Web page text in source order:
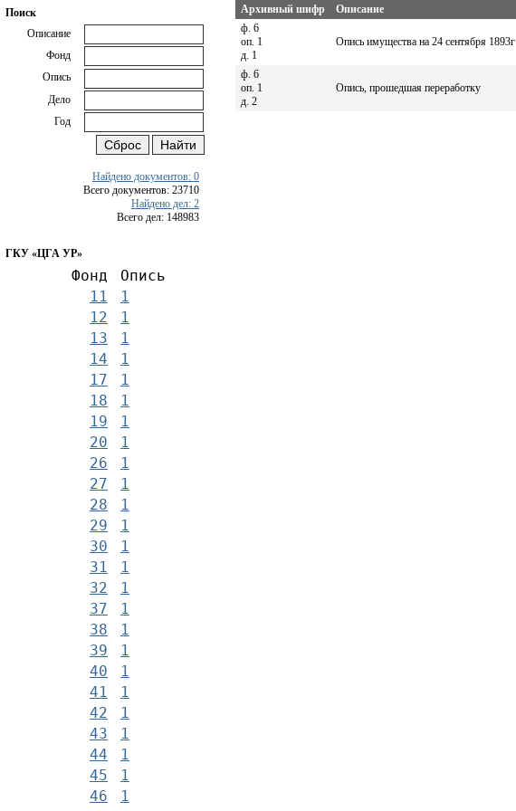
Поиск
Описание
Фонд
Опись
Дело
Год
Найдено документов: 0
Всего документов: 23710
Найдено дел: 2
Всего дел: 148983
ГКУ «ЦГА УР»
Фонд
Опись
11
1
12
1
13
1
14
1
17
1
18
1
19
1
20
1
26
1
27
1
28
1
29
1
30
1
31
1
32
1
37
1
38
1
39
1
40
1
41
1
42
1
43
1
44
1
45
1
46
1
Архивный шифр Описание
ф. 6
оп. 1
д. 1
Опись имущества на 24 сентября 1893г
ф. 6
оп. 1
д. 2
Опись, прошедшая переработку